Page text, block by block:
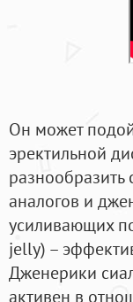
Он может
эректильной
разнообразить
аналогов и
усиливающих
jelly) –
Дженерики
активен в